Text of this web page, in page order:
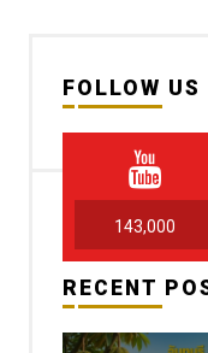
FOLLOW US
143,000
RECENT